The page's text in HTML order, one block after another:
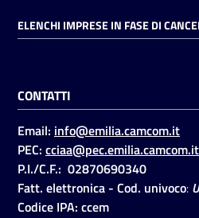
ELENCHI IMPRESE IN FASE DI
CONTATTI
Email: info@emilia.camcom.it
PEC: cciaa@pec.emilia.camcom.it
P.I./C.F.: 02870690340
Fatt. elettronica - Cod. univoco:
Codice IPA: ccem